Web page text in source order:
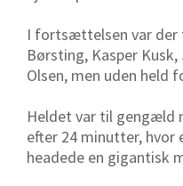
I fortsættelsen var der
Børsting, Kasper
Olsen, men uden held
Heldet var til gengæld
efter 24 minutter, hvor
headede en gigantisk